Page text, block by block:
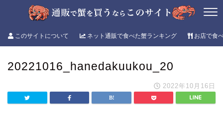
このサイトについて ネット通販で食べた蟹ランキング お店で食
20221016_hanedakuukou_20
2022年10月16日